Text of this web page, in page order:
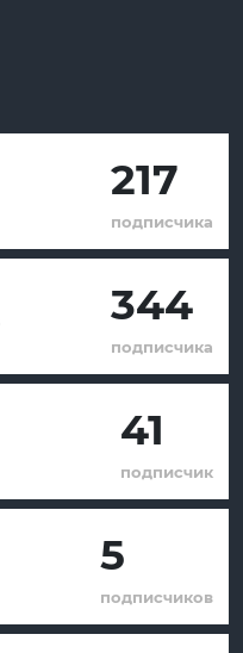
217
подписчика
344
подписчика
41
подписчик
5
подписчиков